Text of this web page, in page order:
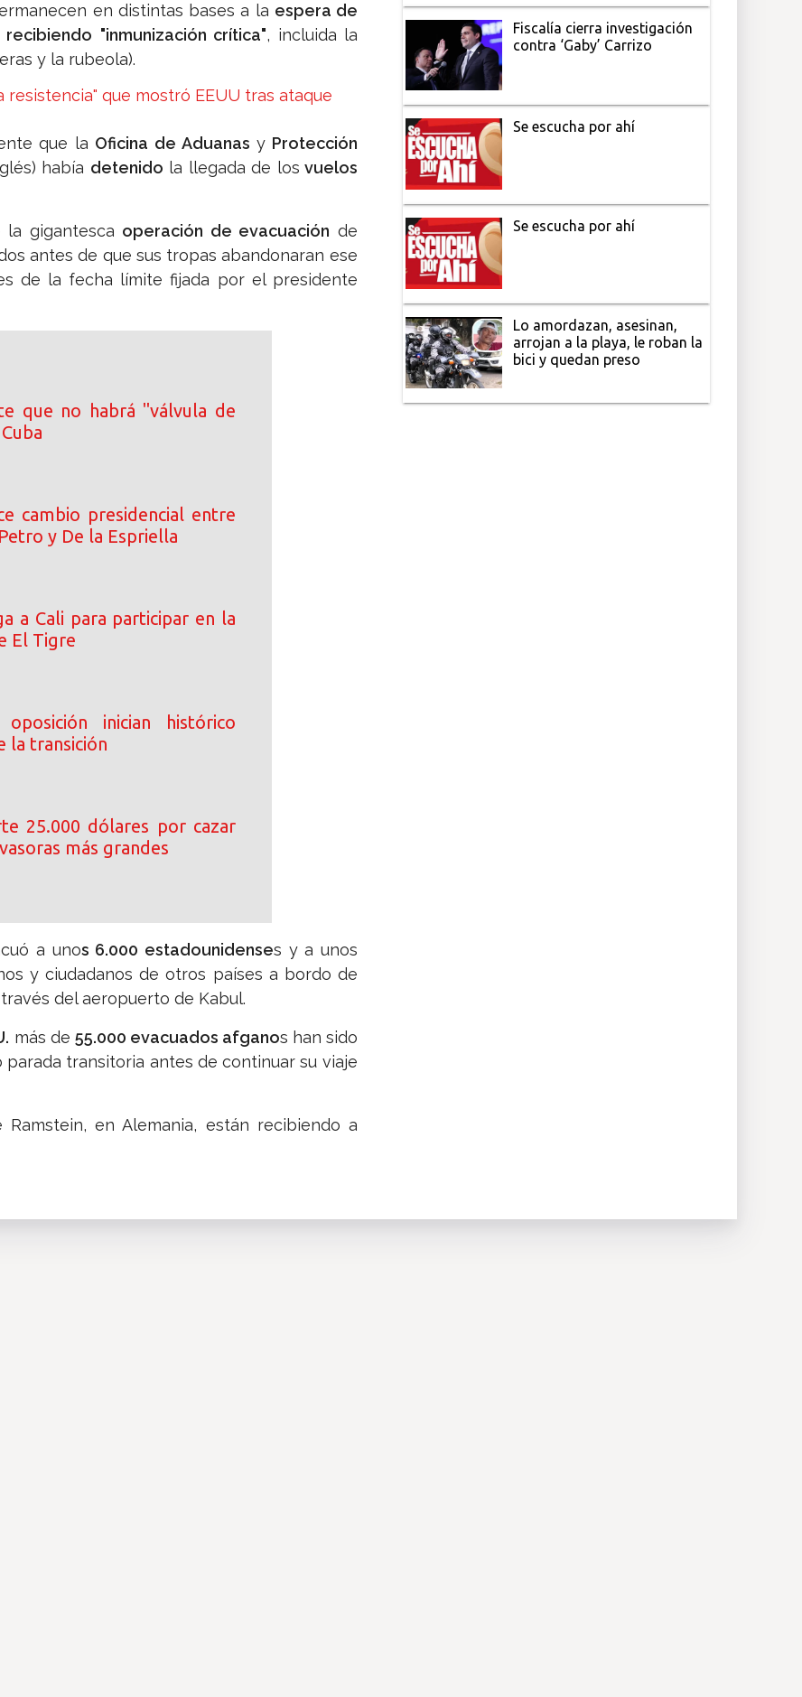
en distintas bases a la espera de
recibiendo "inmunización crítica", incluida la
y la rubeola).
que mostró EEUU tras ataque
que la Oficina de Aduanas y Protección
había detenido la llegada de los vuelos
gigantesca operación de evacuación de
antes de que sus tropas abandonaran ese
de la fecha límite fijada por el presidente
que no habrá "válvula de
cambio presidencial entre
y De la Espriella
a Cali para participar en la
El Tigre
inician histórico
la transición
25.000 dólares por cazar
más grandes
a unos 6.000 estadounidenses y a unos
y ciudadanos de otros países a bordo de
del aeropuerto de Kabul.
más de 55.000 evacuados afganos han sido
transitoria antes de continuar su viaje
en Alemania, están recibiendo a
Fiscalía cierra investigación
contra ‘Gaby’ Carrizo
Se escucha por ahí
Se escucha por ahí
Lo amordazan, asesinan,
arrojan a la playa, le roban la
bici y quedan preso